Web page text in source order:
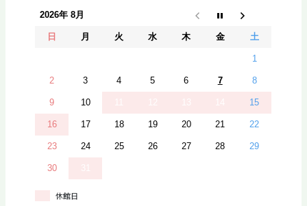
2026年 8月
日 月 火 水 木 金 土
1
2 3 4 5 6 7 8
9 10 15
16 17 18 19 20 21 22
23 24 25 26 27 28 29
30
休館日